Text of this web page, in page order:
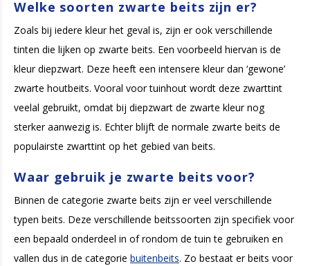
Welke soorten zwarte beits zijn er?
Zoals bij iedere kleur het geval is, zijn er ook verschillende
tinten die lijken op zwarte beits. Een voorbeeld hiervan is de
kleur diepzwart. Deze heeft een intensere kleur dan ‘gewone’
zwarte houtbeits. Vooral voor tuinhout wordt deze zwarttint
veelal gebruikt, omdat bij diepzwart de zwarte kleur nog
sterker aanwezig is. Echter blijft de normale zwarte beits de
populairste zwarttint op het gebied van beits.
Waar gebruik je zwarte beits voor?
Binnen de categorie zwarte beits zijn er veel verschillende
typen beits. Deze verschillende beitssoorten zijn specifiek voor
een bepaald onderdeel in of rondom de tuin te gebruiken en
vallen dus in de categorie buitenbeits. Zo bestaat er beits voor